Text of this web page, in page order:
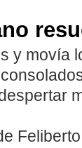
y movía